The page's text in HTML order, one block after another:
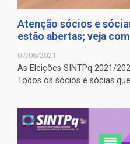
Atenção sócios e
estão abertas; veja
07/06/2021
As Eleições SINTPq 2021/
Todos os sócios e sócias